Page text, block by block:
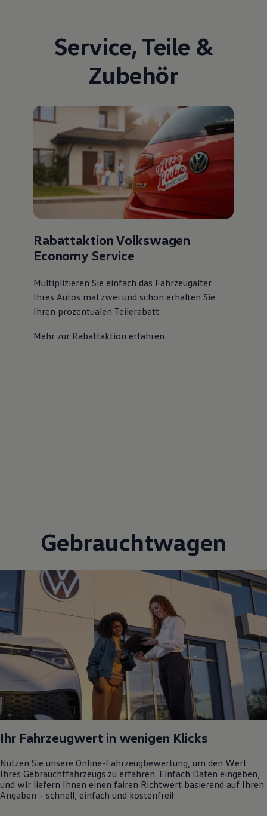
Service, Teile &
Zubehör
Rabattaktion Volkswagen
Economy Service
Multiplizieren Sie einfach das Fahrzeugalter
Ihres Autos mal zwei und schon erhalten Sie
Ihren prozentualen Teilerabatt.
Mehr zur Rabattaktion erfahren
Gebrauchtwagen
Ihr Fahrzeugwert in wenigen Klicks
Nutzen Sie unsere Online-Fahrzeugbewertung, um den Wert
Ihres Gebrauchtfahrzeugs zu erfahren. Einfach Daten eingeben,
und wir liefern Ihnen einen fairen Richtwert basierend auf Ihren
Angaben – schnell, einfach und kostenfrei!